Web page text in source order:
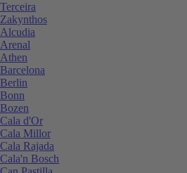
Terceira
Zakynthos
Alcudia
Arenal
Athen
Barcelona
Berlin
Bonn
Bozen
Cala d'Or
Cala Millor
Cala Rajada
Cala'n Bosch